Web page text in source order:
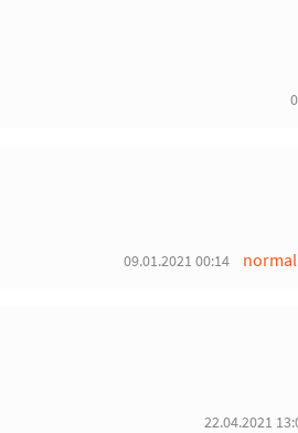
09.01.2021 00:14
22.04.2021